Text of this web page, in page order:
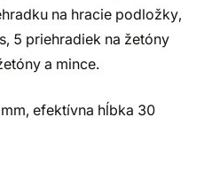
na hracie podložky,
5 priehradiek na žetóny
a mince.
efektívna hĺbka 30